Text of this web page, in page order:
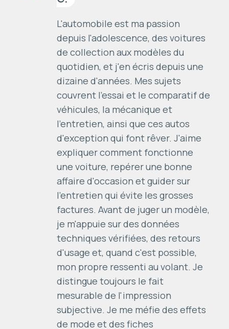
L'automobile est ma passion
depuis l'adolescence, des voitures
de collection aux modèles du
quotidien, et j'en écris depuis une
dizaine d'années. Mes sujets
couvrent l'essai et le comparatif de
véhicules, la mécanique et
l'entretien, ainsi que ces autos
d'exception qui font rêver. J'aime
expliquer comment fonctionne
une voiture, repérer une bonne
affaire d'occasion et guider sur
l'entretien qui évite les grosses
factures. Avant de juger un modèle,
je m'appuie sur des données
techniques vérifiées, des retours
d'usage et, quand c'est possible,
mon propre ressenti au volant. Je
distingue toujours le fait
mesurable de l'impression
subjective. Je me méfie des effets
de mode et des fiches